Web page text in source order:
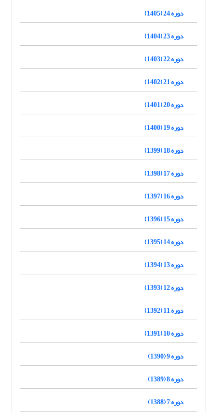
دوره 24 (1405)
دوره 23 (1404)
دوره 22 (1403)
دوره 21 (1402)
دوره 20 (1401)
دوره 19 (1400)
دوره 18 (1399)
دوره 17 (1398)
دوره 16 (1397)
دوره 15 (1396)
دوره 14 (1395)
دوره 13 (1394)
دوره 12 (1393)
دوره 11 (1392)
دوره 10 (1391)
دوره 9 (1390)
دوره 8 (1389)
دوره 7 (1388)